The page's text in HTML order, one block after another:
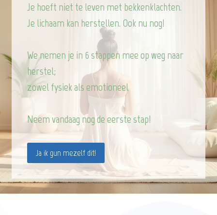
Je hoeft niet te leven met bekkenklachten.
Je lichaam kan herstellen. Ook nu nog!
We nemen je in 6 stappen mee op weg naar
herstel;
zowel fysiek als emotioneel
Neem vandaag nog de eerste stap!
Ja ik gun mezelf dit!